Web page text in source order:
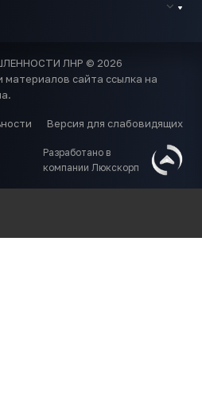
ЛНР © 2026
сайта ссылка на
Версия для слабовидящих
Разработано в
компании Люкскорп